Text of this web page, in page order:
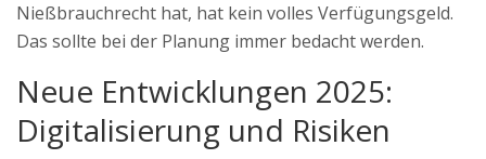
Nießbrauchrecht hat, hat kein volles Verfügungsgeld.
Das sollte bei der Planung immer bedacht werden.
Neue Entwicklungen 2025:
Digitalisierung und Risiken